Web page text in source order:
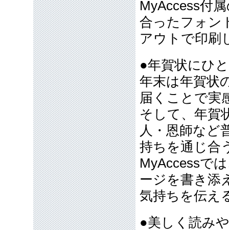
MyAccess付
合ったフォン
アウトで印刷
●年賀状にひ
年末は年賀状
届くことで実
そして、年賀
人・恩師など
持ちを通じ合
MyAccessで
ージを書き添
気持ちを伝え
●美しく読み